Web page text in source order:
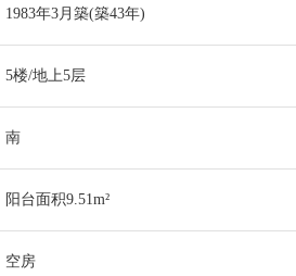
1983年3月築(築43年)
5楼/地上5层
南
阳台面积9.51m²
空房